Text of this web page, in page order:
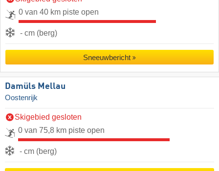
0 van 40 km piste open
- cm (berg)
Sneeuwbericht
Damüls Mellau
Oostenrijk
Skigebied gesloten
0 van 75,8 km piste open
- cm (berg)